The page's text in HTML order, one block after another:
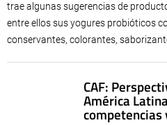
trae algunas sugerencias de
entre ellos sus yogures probióticos
conservantes, colorantes,
CAF:
América